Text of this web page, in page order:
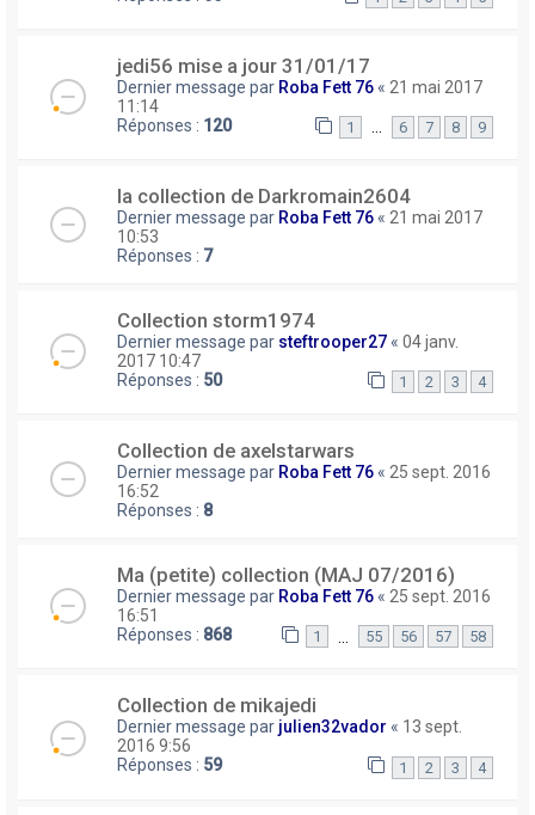
jedi56 mise a jour 31/01/17
Dernier message par Roba Fett 76 « 21 mai 2017
11:14
Réponses : 120 1 … 6 7 8 9
la collection de Darkromain2604
Dernier message par Roba Fett 76 « 21 mai 2017
10:53
Réponses : 7
Collection storm1974
Dernier message par steftrooper27 « 04 janv.
2017 10:47
Réponses : 50 1 2 3 4
Collection de axelstarwars
Dernier message par Roba Fett 76 « 25 sept. 2016
16:52
Réponses : 8
Ma (petite) collection (MAJ 07/2016)
Dernier message par Roba Fett 76 « 25 sept. 2016
16:51
Réponses : 868 1 55 56 57 58
Collection de mikajedi
Dernier message par julien32vador « 13 sept.
2016 9:56
Réponses : 59 1 2 3 4